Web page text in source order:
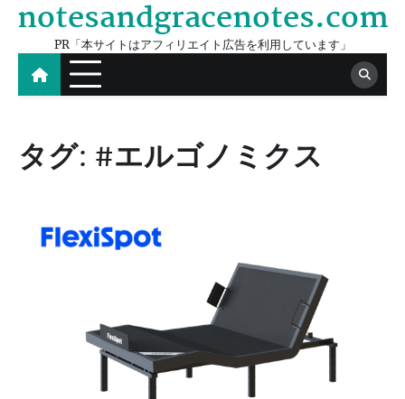
Skip
content
notesandgracenotes.com
PR「本サイトはアフィリエイト広告を利用しています」
タグ: #エルゴノミクス